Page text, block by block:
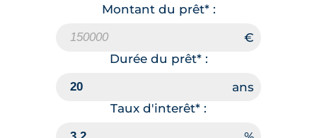
Montant du prêt* :
Durée du prêt* :
Taux d'interêt* :